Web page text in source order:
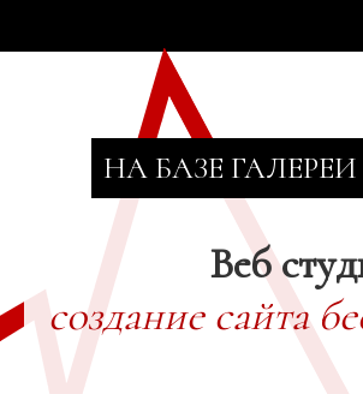
НА БАЗЕ
Веб
создание сайта